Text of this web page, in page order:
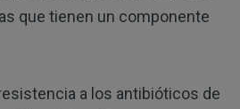
que tienen un componente
a los antibióticos de